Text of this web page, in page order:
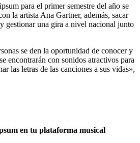
para el primer semestre del año se
la artista Ana Gartner, además, sacar
gestionar una gira a nivel nacional junto
se den la oportunidad de conocer y
encontrarán con sonidos atractivos para
las letras de las canciones a sus vidas»,
en tu plataforma musical